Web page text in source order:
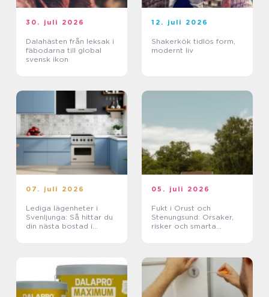
30. juli 2026
Dalahästen från leksak i
fäbodarna till global
svensk ikon
12. juli 2026
Shakerkök tidlös form,
modernt liv
07. juli 2026
Lediga lägenheter i
Svenljunga: Så hittar du
din nästa bostad i
05. juli 2026
Fukt i Orust och
Stenungsund: Orsaker,
risker och smarta